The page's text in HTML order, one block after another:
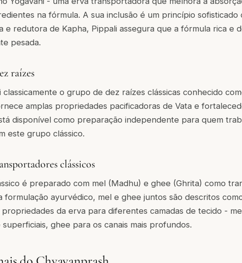
na fórmula. A sua inclusão é um princípio sofisticado
e redutora de Kapha, Pippali assegura que a fórmula rica e
pesada.
raízes
classicamente o grupo de dez raízes clássicas conhecido
amplas propriedades pacificadoras de Vata e
disponível como preparação independente para quem
este grupo clássico.
clássicos
é preparado com mel (Madhu) e ghee (Ghrita) como
formulação ayurvédico, mel e ghee juntos são descritos
da erva para diferentes camadas de tecido -
ghee para os canais mais profundos.